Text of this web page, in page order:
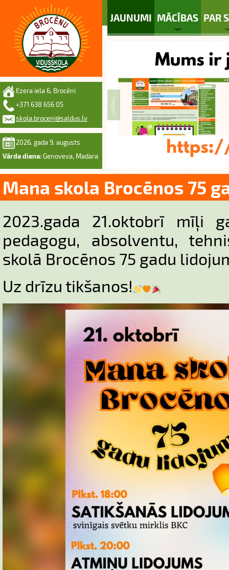
JAUNUMI MĀCĪBAS PAR
Ezera iela 6, Brocēni
+371 638 656 05
skola.broceni@saldus.lv
2026. gada 9. augusts
Vārda diena: Genoveva, Madara
Mana skola Brocēnos 75
2023.gada 21.oktobrī mīļi
pedagogu, absolventu,
skolā Brocēnos 75 gadu
Uz drīzu tikšanos!